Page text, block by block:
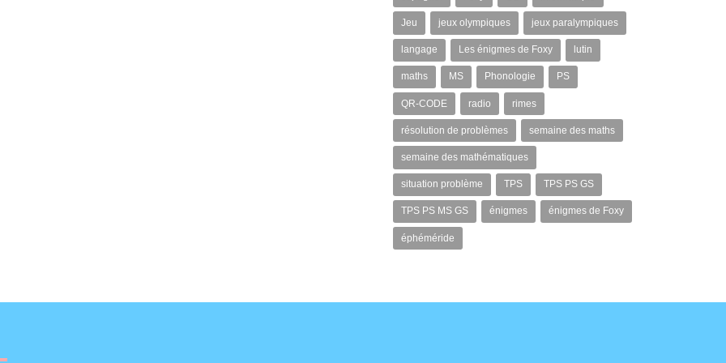
Jeu jeux olympiques jeux paralympiques
langage Les énigmes de Foxy lutin
maths MS Phonologie PS
QR-CODE radio rimes
résolution de problèmes semaine des maths
semaine des mathématiques
situation problème TPS TPS PS GS
TPS PS MS GS énigmes énigmes de Foxy
éphéméride